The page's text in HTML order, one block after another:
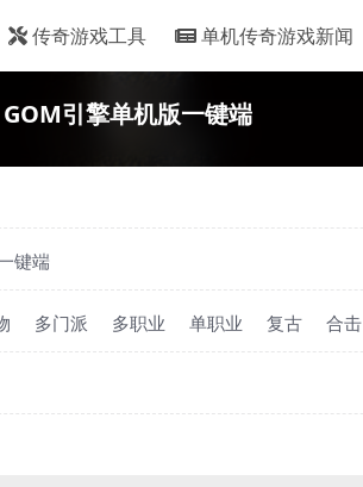
传奇游戏工具 单机传奇游戏新闻
GOM引擎单机版一键端
键端
多门派 多职业 单职业 复古 合击